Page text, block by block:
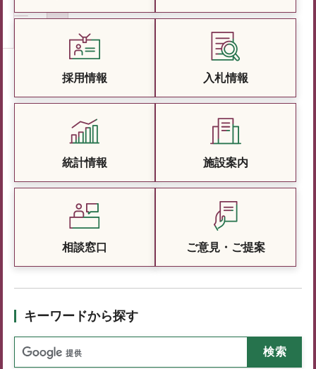
採用情報 入札情報
統計情報 施設案内
相談窓口 ご意見・ご提案
キーワードから探す